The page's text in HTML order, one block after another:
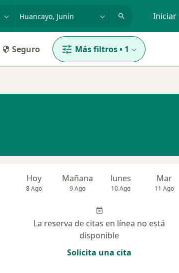
Iniciar
Seguro Más filtros• 1
Hoy
8 Ago
Mañana
9 Ago
lunes
10 Ago
Mar
11 Ago
La reserva de citas en línea no está
disponible
Solicita una cita